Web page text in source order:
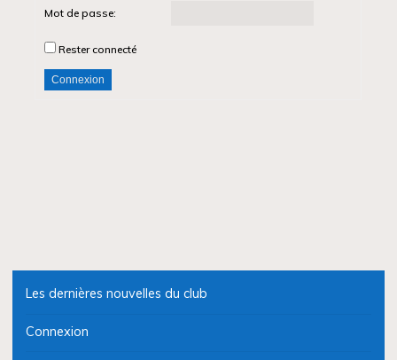
Mot de passe:
Rester connecté
Connexion
Les dernières nouvelles du club
Connexion